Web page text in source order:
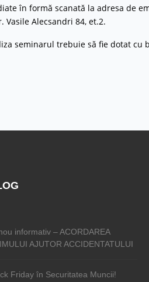
în formă scanată la adresa de
Alecsandri 84, et.2.
seminarul trebuie să fie dotat cu
informativ – ACORDAREA
AJUTOR ACCIDENTATULUI
Friday în Securitatea Muncii!